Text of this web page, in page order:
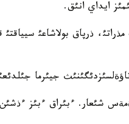
ايداي انئق.
ذرپاق بولاشاعئ سيياقتئ
جيئرما
شئعار. ءبئراق ءبئز